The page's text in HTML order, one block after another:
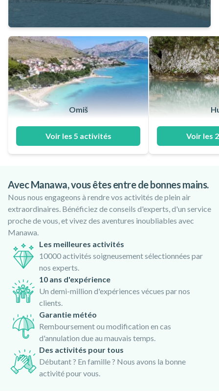
Omiš
Voir les 5 activités Voir les
Avec Manawa, vous êtes entre de bonnes mains.
Nous nous engageons à rendre vos activités de plein air
extraordinaires. Bénéficiez de conseils d'experts, d'un service
proche de vous, et vivez des aventures inoubliables avec
Manawa.
Les meilleures activités
10000 activités soigneusement sélectionnées par
nos experts.
10 ans d'expérience
Un demi-million d'expériences vécues par nos
clients.
Garantie météo
Remboursement ou modification en cas
d'annulation due au mauvais temps.
Des activités pour tous
Débutant ? En famille ? Nous avons la bonne
activité pour vous.